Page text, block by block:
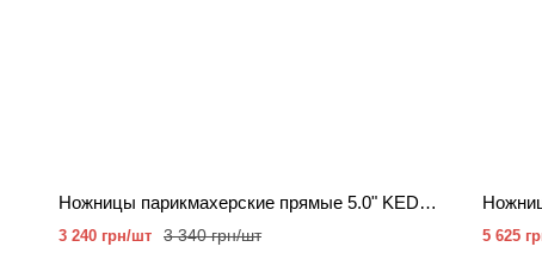
Ножницы парикмахерские прямые 5.0" KEDAKE 1250-90
3 340 грн/шт
3 240 грн/шт 5 625